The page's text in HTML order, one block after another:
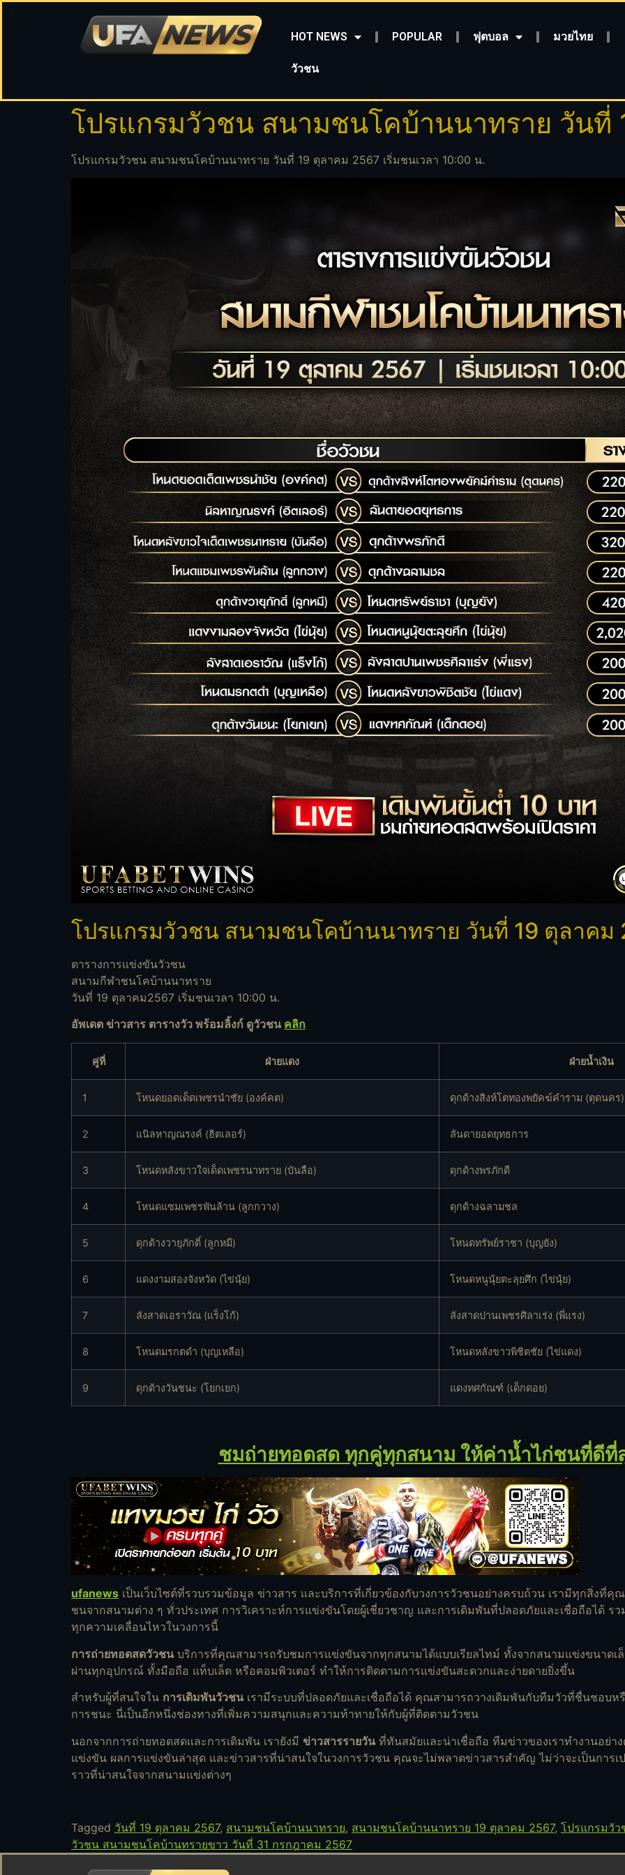
HOT NEWS POPULAR ฟุตบอล มวยไทย
วัวชน
โปรแกรมวัวชน สนามชนโคบ้านนาทราย วันที่
โปรแกรมวัวชน สนามชนโคบ้านนาทราย วันที่ 19 ตุลาคม 2567 เริ่มชนเวลา 10:00 น.
โปรแกรมวัวชน สนามชนโคบ้านนาทราย วันที่ 19 ตุลาคม
ตารางการแข่งขันวัวชน
สนามกีฬาชนโคบ้านนาทราย
วันที่ 19 ตุลาคม2567 เริ่มชนเวลา 10:00 น.
อัพเดต ข่าวสาร ตารางวัว พร้อมลิ้งก์ ดูวัวชน คลิก
คู่ที่ ฝ่ายแดง ฝ่ายน้ำเงิน
1 โหนดยอดเด็ดเพชรนำชัย (องค์คต) ดุกด้างสิงห์โตทองพยัคฆ์คำราม (ตุดนคร)
2 แนิลหาญณรงค์ (ฮิตเลอร์) ลันดายอดยุทธการ
3 โหนดหลังขาวใจเด็ดเพชรนาทราย (บันลือ) ดุกด้างพรภักดี
4 โหนดแซมเพชรพันล้าน (ลูกกวาง) ดุกด้างฉลามชล
5 ดุกด้างวายุภักดิ์ (ลูกหมี) โหนดทรัพย์ราชา (บุญยัง)
6 แดงงามสองจังหวัด (ไข่นุ้ย) โหนดหนูนุ้ยตะลุยศึก (ไข่นุ้ย)
7 ลังสาดเอราวัณ (แร็งโก้) ลังสาดปานเพชรศิลาเร่ง (พี่แรง)
8 โหนดมรกตดำ (บุญเหลือ) โหนดหลังขาวพิชิตชัย (ไข่แดง)
9 ดุกด้างวันชนะ (โยกเยก) แดงทศกัณฑ์ (เด็กดอย)
ชมถ่ายทอดสด ทุกคู่ทุกสนาม ให้ค่าน้ำไก่ชนที่ดีที่
ufanews เป็นเว็บไซต์ที่รวบรวมข้อมูล ข่าวสาร และบริการที่เกี่ยวข้องกับวงการวัวชนอย่างครบถ้วน เรามีทุกสิ่งที่
ชนจากสนามต่าง ๆ ทั่วประเทศ การวิเคราะห์การแข่งขันโดยผู้เชี่ยวชาญ และการเดิมพันที่ปลอดภัยและเชื่อถือได้
ทุกความเคลื่อนไหวในวงการนี้
การถ่ายทอดสดวัวชน บริการที่คุณสามารถรับชมการแข่งขันจากทุกสนามได้แบบเรียลไทม์ ทั้งจากสนามแข่งขนาด
ผ่านทุกอุปกรณ์ ทั้งมือถือ แท็บเล็ต หรือคอมพิวเตอร์ ทำให้การติดตามการแข่งขันสะดวกและง่ายดายยิ่งขึ้น
สำหรับผู้ที่สนใจใน การเดิมพันวัวชน เรามีระบบที่ปลอดภัยและเชื่อถือได้ คุณสามารถวางเดิมพันกับทีมวัวที่ชื่นชอบห
การชนะ นี่เป็นอีกหนึ่งช่องทางที่เพิ่มความสนุกและความท้าทายให้กับผู้ที่ติดตามวัวชน
นอกจากการถ่ายทอดสดและการเดิมพัน เรายังมี ข่าวสารรายวัน ที่ทันสมัยและน่าเชื่อถือ ทีมข่าวของเราทำงานอย่า
แข่งขัน ผลการแข่งขันล่าสุด และข่าวสารที่น่าสนใจในวงการวัวชน คุณจะไม่พลาดข่าวสารสำคัญ ไม่ว่าจะเป็นการเ
ราวที่น่าสนใจจากสนามแข่งต่างๆ
Tagged วันที่ 19 ตุลาคม 2567, สนามชนโคบ้านนาทราย, สนามชนโคบ้านนาทราย 19 ตุลาคม 2567, โปรแกรมวัว
วัวชน สนามชนโคบ้านทรายขาว วันที่ 31 กรกฎาคม 2567